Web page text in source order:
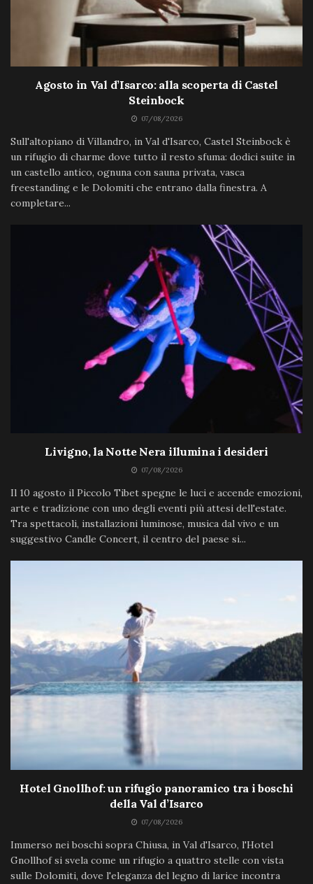
Agosto in Val d’Isarco: alla scoperta di Castel
Steinbock
07/08/2026
Sull'altopiano di Villandro, in Val d'Isarco, Castel Steinbock è
un rifugio di charme dove tutto il resto sfuma: dodici suite in
un castello antico, ognuna con sauna privata, vasca
freestanding e le Dolomiti che entrano dalla finestra. A
completare...
Livigno, la Notte Nera illumina i desideri
07/08/2026
Il 10 agosto il Piccolo Tibet spegne le luci e accende emozioni,
arte e tradizione con uno degli eventi più attesi dell'estate.
Tra spettacoli, installazioni luminose, musica dal vivo e un
suggestivo Candle Concert, il centro del paese si...
Hotel Gnollhof: un rifugio panoramico tra i boschi
della Val d’Isarco
07/08/2026
Immerso nei boschi sopra Chiusa, in Val d'Isarco, l'Hotel
Gnollhof si svela come un rifugio a quattro stelle con vista
sulle Dolomiti, dove l'eleganza del legno di larice incontra